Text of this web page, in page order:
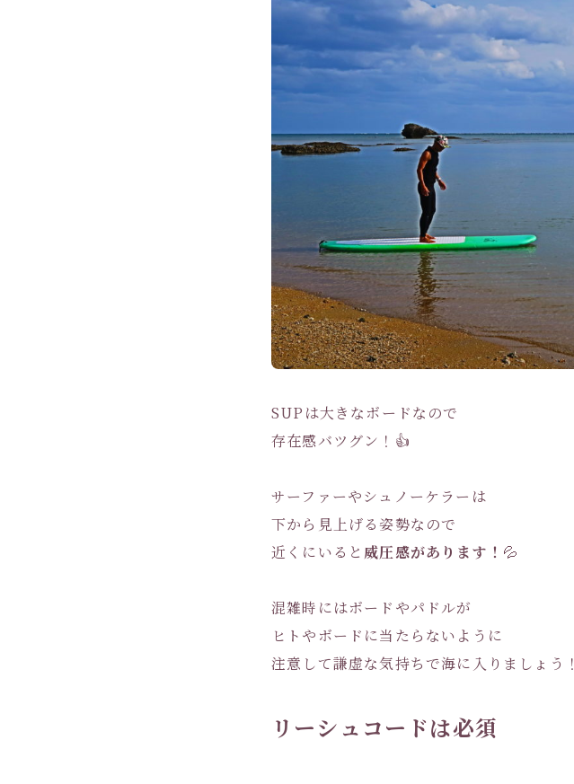
SUPは大きなボードなので
存在感バツグン！👍
サーファーやシュノーケラーは
下から見上げる姿勢なので
近くにいると 威圧感があります！ 💦
混雑時にはボードやパドルが
ヒトやボードに当たらないように
注意して謙虚な気持ちで海に入りましょう！
リーシュコードは必須